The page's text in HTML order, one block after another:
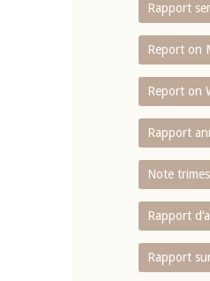
Rapport
Report on
Report on
Rapport
Note
Rapport
Rapport